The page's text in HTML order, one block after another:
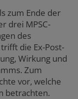
zum Ende der
drei MPSC-
des
die Ex-Post-
Wirkung und
Zum
vor, welche
betrachten.